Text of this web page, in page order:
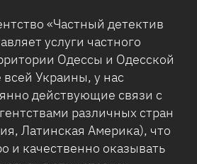
«Частный детектив
услуги частного
Одессы и Одесской
всей Украины, у нас
действующие связи с
различных стран
Латинская Америка), что
и качественно оказывать